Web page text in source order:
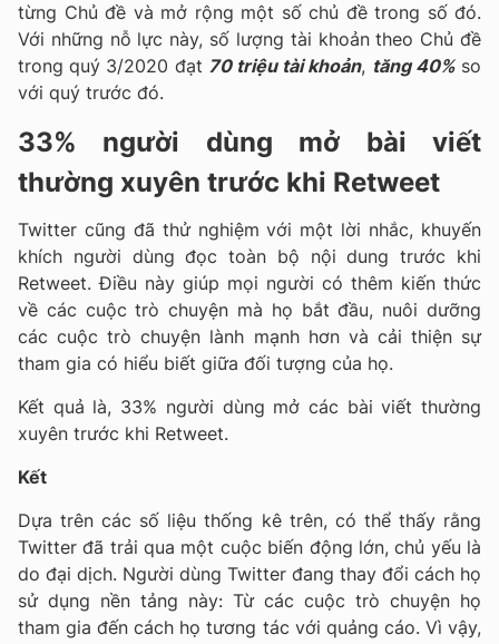
từng Chủ đề và mở rộng một số chủ đề trong số đó.
Với những nỗ lực này, số lượng tài khoản theo Chủ đề
trong quý 3/2020 đạt 70 triệu tài khoản, tăng 40%so
với quý trước đó.
33% người dùng mở bài viết
thường xuyên trước khi Retweet
Twitter cũng đã thử nghiệm với một lời nhắc, khuyến
khích người dùng đọc toàn bộ nội dung trước khi
Retweet. Điều này giúp mọi người có thêm kiến thức
về các cuộc trò chuyện mà họ bắt đầu, nuôi dưỡng
các cuộc trò chuyện lành mạnh hơn và cải thiện sự
tham gia có hiểu biết giữa đối tượng của họ.
Kết quả là, 33% người dùng mở các bài viết thường
xuyên trước khi Retweet.
Kết
Dựa trên các số liệu thống kê trên, có thể thấy rằng
Twitter đã trải qua một cuộc biến động lớn, chủ yếu là
do đại dịch. Người dùng Twitter đang thay đổi cách họ
sử dụng nền tảng này: Từ các cuộc trò chuyện họ
tham gia đến cách họ tương tác với quảng cáo. Vì vậy,